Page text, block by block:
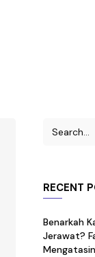
RECENT
Benarkah
Jerawat?